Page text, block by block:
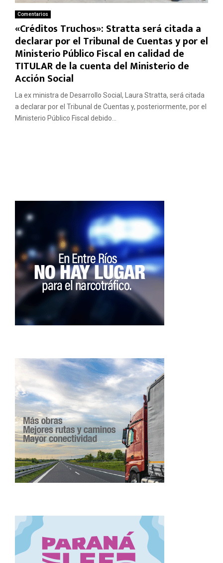
Comentarios
«Créditos Truchos»: Stratta será citada a
declarar por el Tribunal de Cuentas y por el
Ministerio Público Fiscal en calidad de
TITULAR de la cuenta del Ministerio de
Acción Social
La ex ministra de Desarrollo Social, Laura Stratta, será citada
a declarar por el Tribunal de Cuentas y, posteriormente, por el
Ministerio Público Fiscal debido...